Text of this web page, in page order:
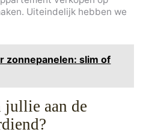
Uiteindelijk hebben we
zonnepanelen: slim of
jullie aan de